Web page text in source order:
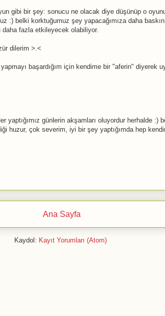
gibi bir şey: sonucu ne olacak diye düşünüp o
:) belki korktuğumuz şey yapacağımıza daha baskın
fazla etkileyecek olabiliyor.
dilerim >.<
başardığım için kendime bir "aferin" diyerek
yaptığımız günlerin akşamları oluyordur herhalde :)
huzur, çok severim, iyi bir şey yaptığımda hep
Ana Sayfa
Kaydol: Kayıt Yorumları (Atom)